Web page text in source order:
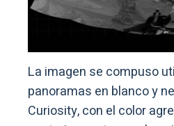
La imagen se compuso
panoramas en blanco y
Curiosity, con el color